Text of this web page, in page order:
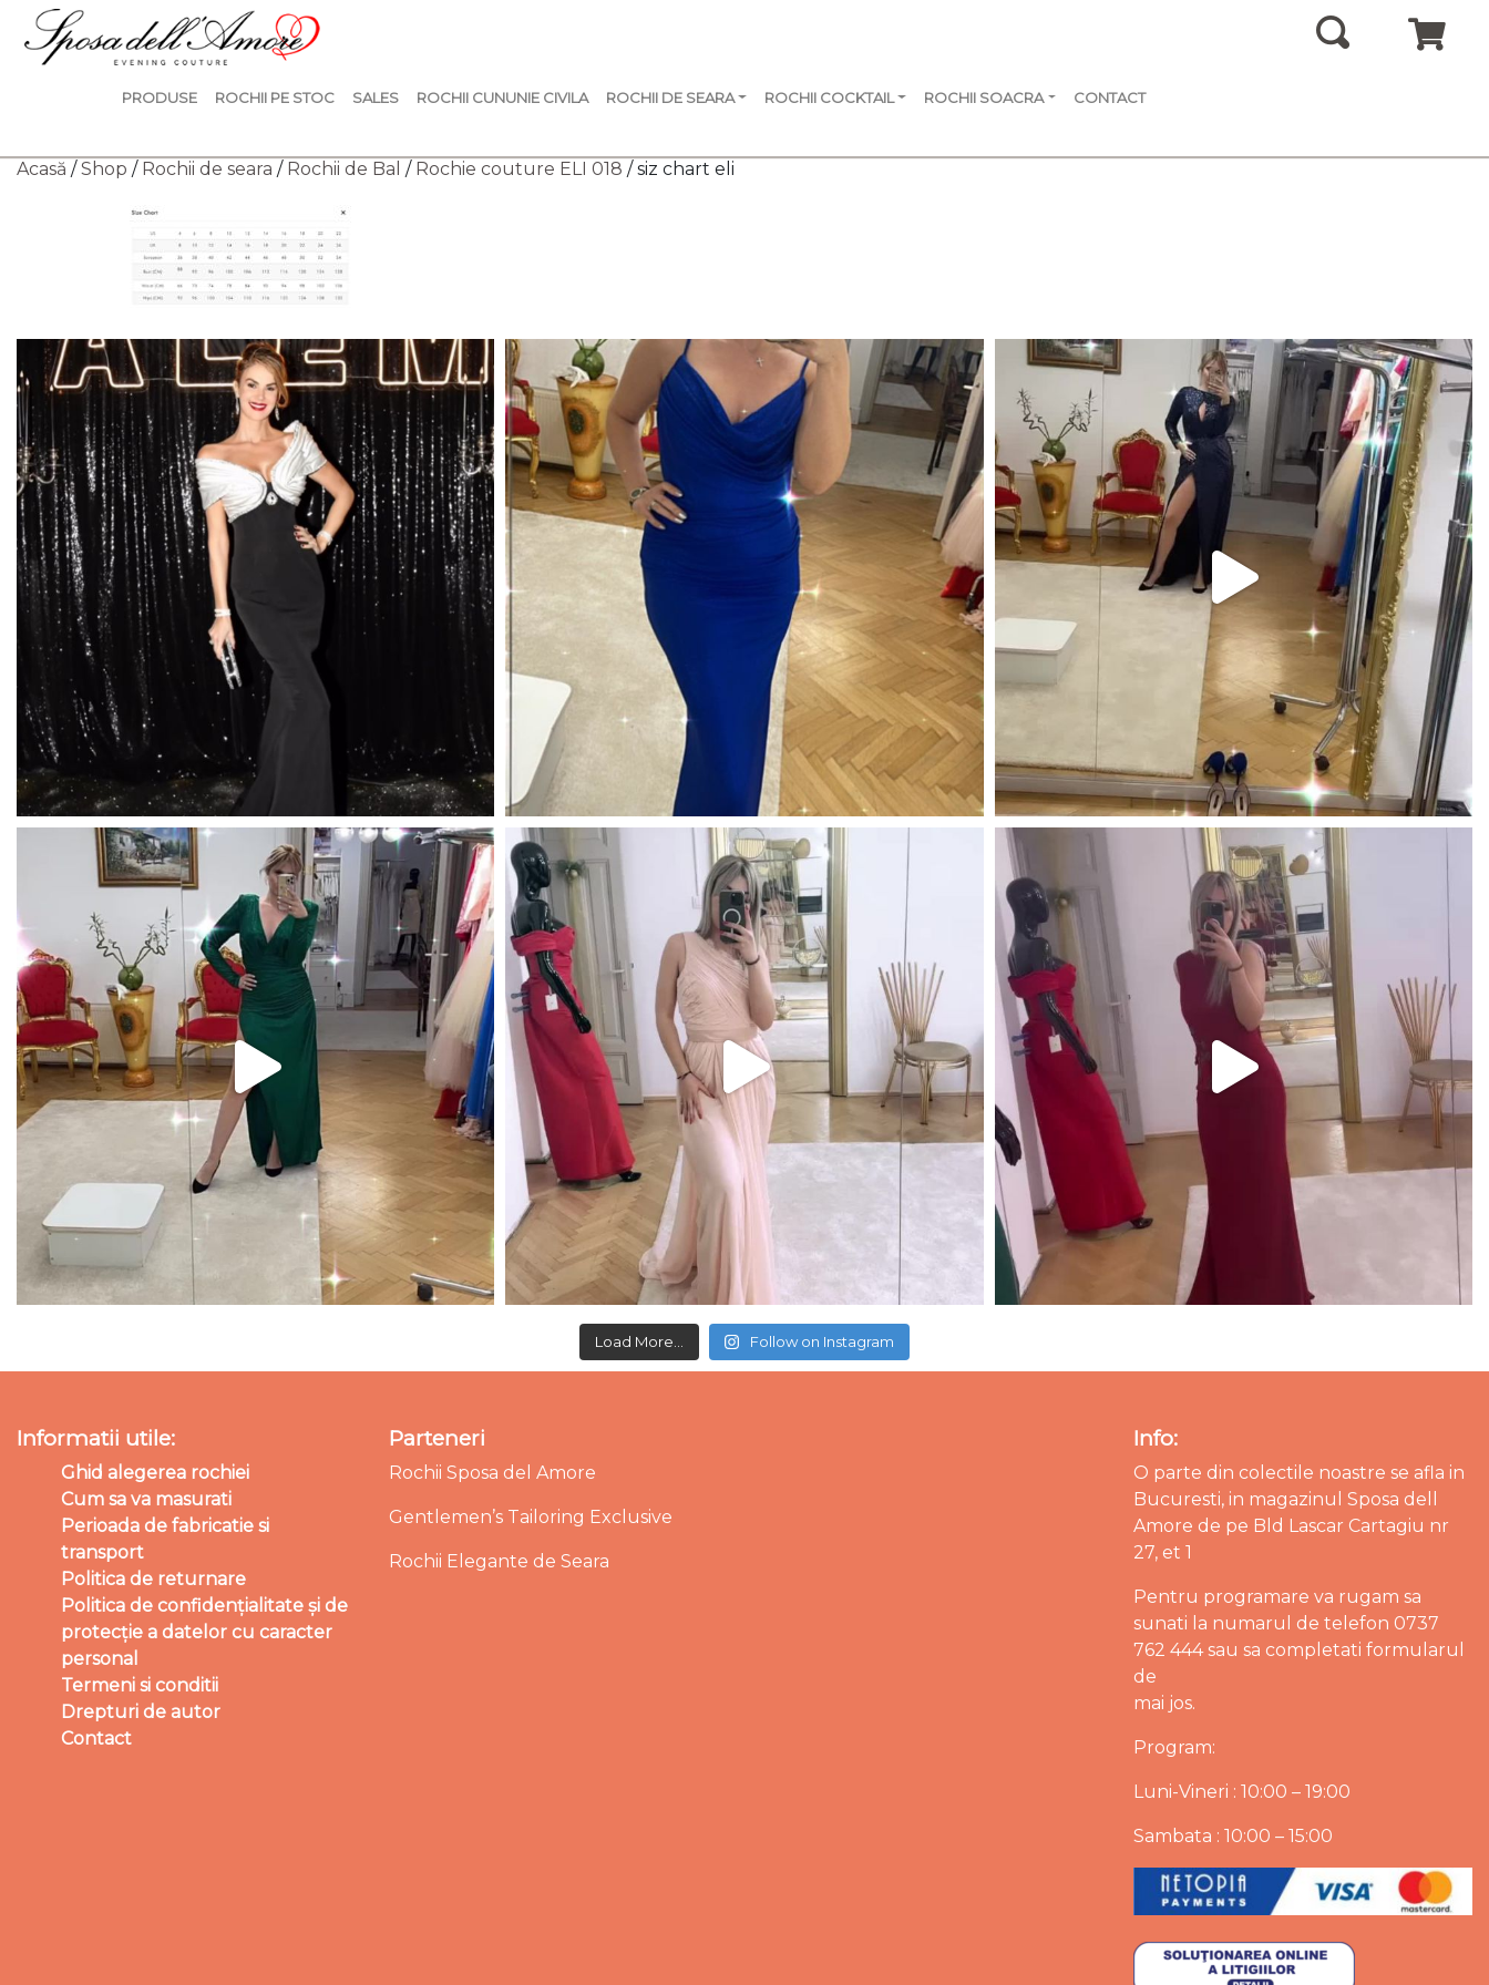
PRODUSE ROCHII PE STOC SALES ROCHII CUNUNIE CIVILA ROCHII DE SEARA ROCHII COCKTAIL ROCHII SOACRA CONTACT
Acasă /Shop / Rochii de seara / Rochii de Bal / Rochie couture ELI 018 / siz chart eli
Load More... Follow on Instagram
Informatii utile:
Ghid alegerea rochiei
Cum sa va masurati
Perioada de fabricatie si
transport
Politica de returnare
Politica de confidențialitate și de
protecție a datelor cu caracter
personal
Termeni si conditii
Drepturi de autor
Contact
Parteneri
Rochii Sposa del Amore
Gentlemen’s Tailoring Exclusive
Rochii Elegante de Seara
Info:
O parte din colectile noastre se afla in
Bucuresti, in magazinul Sposa dell
Amore de pe Bld Lascar Cartagiu nr
27, et 1
Pentru programare va rugam sa
sunati la numarul de telefon 0737
762 444 sau sa completati formularul
de
mai jos.
Program:
Luni-Vineri : 10:00 – 19:00
Sambata : 10:00 – 15:00